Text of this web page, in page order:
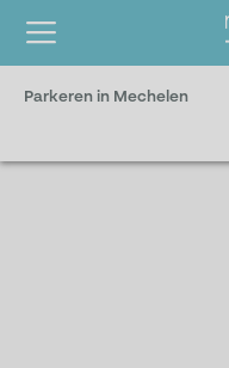
Parkeren in Mechelen